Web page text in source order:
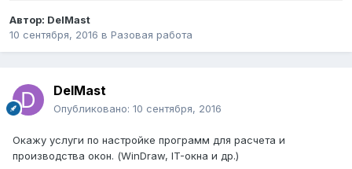
Автор: DelMast
10 сентября, 2016 в Разовая работа
DelMast
Опубликовано: 10 сентября, 2016
Окажу услуги по настройке программ для расчета и
производства окон. (WinDraw, IT-окна и др.)